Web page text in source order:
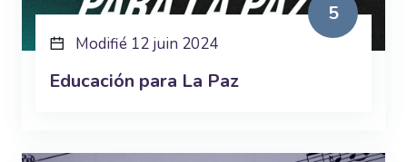
Modifié 12 juin 2024
Educación para La Paz
5